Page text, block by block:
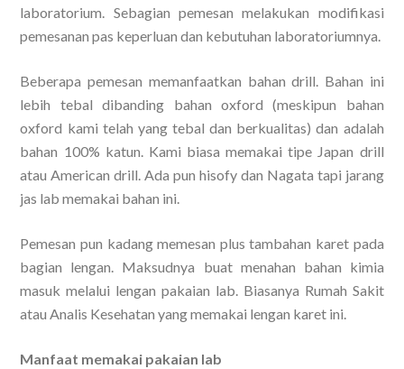
laboratorium. Sebagian pemesan melakukan modifikasi
pemesanan pas keperluan dan kebutuhan laboratoriumnya.
Beberapa pemesan memanfaatkan bahan drill. Bahan ini
lebih tebal dibanding bahan oxford (meskipun bahan
oxford kami telah yang tebal dan berkualitas) dan adalah
bahan 100% katun. Kami biasa memakai tipe Japan drill
atau American drill. Ada pun hisofy dan Nagata tapi jarang
jas lab memakai bahan ini.
Pemesan pun kadang memesan plus tambahan karet pada
bagian lengan. Maksudnya buat menahan bahan kimia
masuk melalui lengan pakaian lab. Biasanya Rumah Sakit
atau Analis Kesehatan yang memakai lengan karet ini.
Manfaat memakai pakaian lab